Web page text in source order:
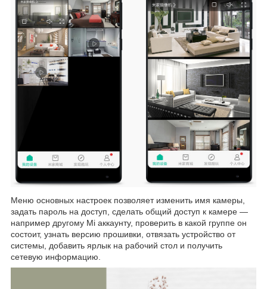
Меню основных настроек позволяет изменить имя камеры,
задать пароль на доступ, сделать общий доступ к камере —
например другому Mi аккаунту, проверить в какой группе он
состоит, узнать версию прошивки, отвязать устройство от
системы, добавить ярлык на рабочий стол и получить
сетевую информацию.